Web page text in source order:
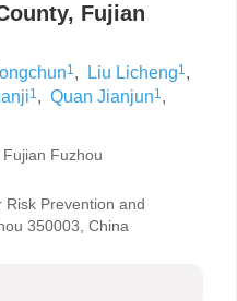
Fujian
1, Liu Licheng1,
1, Quan Jianjun1,
Fuzhou
Risk Prevention and
350003, China